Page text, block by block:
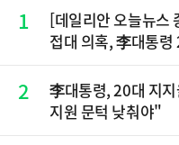
1
[데일리안 오늘뉴스
접대 의혹, 李대통
재점화, 김민석 "과
2
李대통령, 20대 지
지원 문턱 낮춰야"